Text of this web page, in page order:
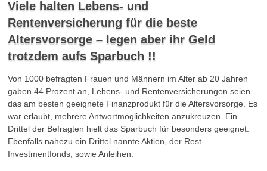
Viele halten Lebens- und
Rentenversicherung für die beste
Altersvorsorge – legen aber ihr Geld
trotzdem aufs Sparbuch !!
Von 1000 befragten Frauen und Männern im Alter ab 20 Jahren
gaben 44 Prozent an, Lebens- und Rentenversicherungen seien
das am besten geeignete Finanzprodukt für die Altersvorsorge. Es
war erlaubt, mehrere Antwortmöglichkeiten anzukreuzen. Ein
Drittel der Befragten hielt das Sparbuch für besonders geeignet.
Ebenfalls nahezu ein Drittel nannte Aktien, der Rest
Investmentfonds, sowie Anleihen.